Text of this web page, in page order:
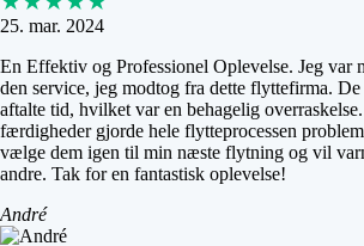
25. mar. 2024
En Effektiv og Professionel Oplevelse. Jeg var
den service, jeg modtog fra dette flyttefirma.
aftalte tid, hvilket var en behagelig
færdigheder gjorde hele flytteprocessen
vælge dem igen til min næste flytning og vil
andre. Tak for en fantastisk oplevelse!
André